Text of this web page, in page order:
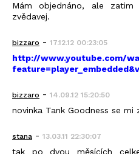
Mám objednáno, ale
zvědavej.
bizzaro - 17.12.12 00:23:05
http://www.youtube.com/
bizzaro - 14.09.12 15:20:50
novinka Tank Goodness se
stana - 13.03.11 22:30:07
tak po dvou měsících